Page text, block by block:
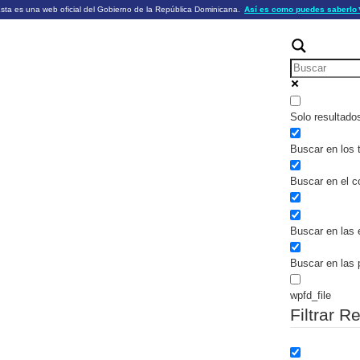
es una web oficial del Gobierno de la República Dominicana. Así es como puedes saberlo
utilizan .gob.do o .gov.do
Los sitios web oficiales .gob.do o
https://
un sitio seguro dentro de .gob.do o
información confidencial sólo en los
Solo
Buscar en los
Buscar en el
Buscar en las
Buscar en las
wpfd_file
Filtrar